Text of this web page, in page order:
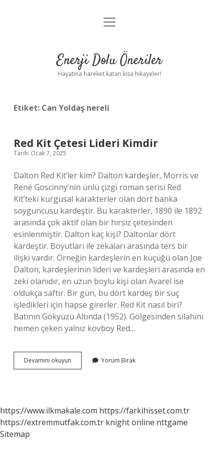
Anasayfa
Yasal Uyarı
menüyü
Enerji Dolu Öneriler
Hayatına hareket katan kısa hikayeler!
Etiket: Can Yoldaş nereli
Red Kit Çetesi Lideri Kimdir
Tarih: Ocak 7, 2025
Dalton Red Kit’ler kim? Dalton kardeşler, Morris ve
René Goscinny’nin ünlü çizgi roman serisi Red
Kit’teki kurgusal karakterler olan dört banka
soyguncusu kardeştir. Bu karakterler, 1890 ile 1892
arasında çok aktif olan bir hırsız çetesinden
esinlenmiştir. Dalton kaç kişi? Daltonlar dört
kardeştir. Boyutları ile zekaları arasında ters bir
ilişki vardır. Örneğin kardeşlerin en küçüğü olan Joe
Dalton, kardeşlerinin lideri ve kardeşleri arasında en
zeki olanıdır, en uzun boylu kişi olan Avarel ise
oldukça saftır. Bir gün, bu dört kardeş bir suç
işledikleri için hapse girerler. Red Kit nasıl biri?
Batının Gökyüzü Altında (1952). Gölgesinden silahını
hemen çeken yalnız kovboy Red…
Devamını okuyun
Kit
Yorum Bırak
https://www.ilkmakale.com https://farkihisset.com.tr
https://extremmutfak.com.tr knight online nttgame
Sitemap